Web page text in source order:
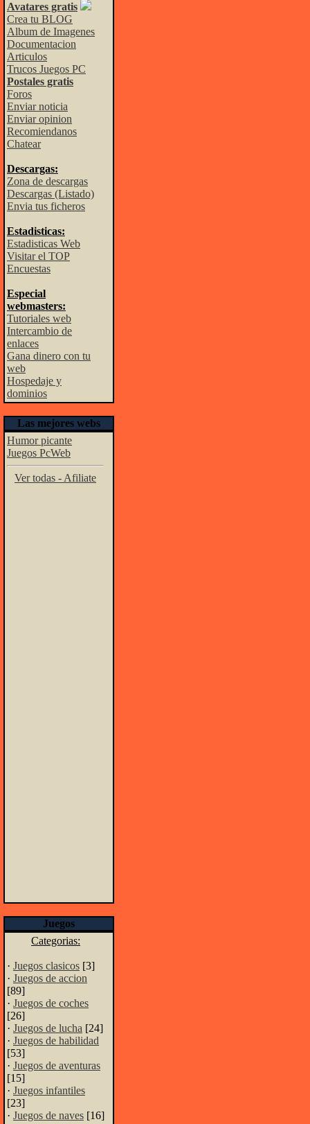
Avatares gratis
Crea tu BLOG
Album de Imagenes
Documentacion
Articulos
Trucos Juegos PC
Postales gratis
Foros
Enviar noticia
Enviar opinion
Recomiendanos
Chatear
Descargas:
Zona de descargas
Descargas (Listado)
Envia tus ficheros
Estadisticas:
Estadisticas Web
Visitar el TOP
Encuestas
Especial
webmasters:
Tutoriales web
Intercambio de
enlaces
Gana dinero con tu
web
Hospedaje y
dominios
Las mejores webs
Humor picante
Juegos PcWeb
Ver todas - Afiliate
Juegos
Categorias:
· Juegos clasicos [3]
· Juegos de accion
[89]
· Juegos de coches
[26]
· Juegos de lucha [24]
· Juegos de habilidad
[53]
· Juegos de aventuras
[15]
· Juegos infantiles
[23]
· Juegos de naves [16]